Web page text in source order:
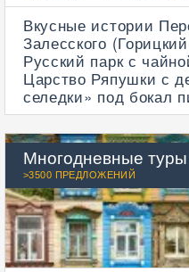
Вкусные истории
Залесского
Русский парк с
Царство Ряпушки с
селедки» под бокал
Многодневные туры
>3500 ПРЕДЛОЖЕНИЙ